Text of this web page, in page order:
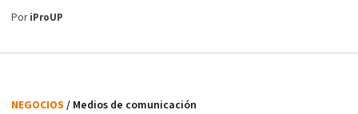
PoriProUP
NEGOCIOS / Medios de comunicación